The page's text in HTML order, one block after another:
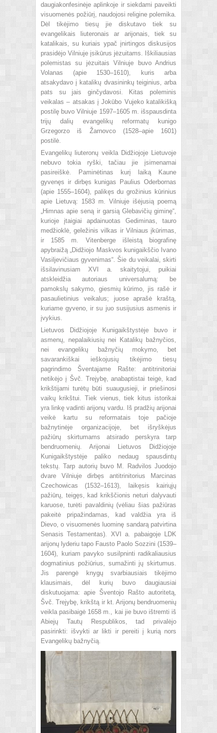
daugiakonfesinėje aplinkoje ir siekdami paveikti
visuomenės požiūrį, naudojosi religine polemika.
Dėl tikėjimo tiesų jie diskutavo tiek su
evangelikais liuteronais ar arijonais, tiek su
katalikais, su kuriais ypač įnirtingos diskusijos
prasidėjo Vilniuje įsikūrus jėzuitams. Iškiliausias
polemistas su jėzuitais Vilniuje buvo Andrius
Volanas (apie 1530–1610), kuris arba
atsakydavo į katalikų dvasininkų teiginius, arba
pats su jais ginčydavosi. Kitas poleminis
veikalas – atsakas į Jokūbo Vujeko katalikišką
postilę buvo Vilniuje 1597–1605 m. išspausdinta
trijų dalių evangelikų reformatų kunigo
Grzegorzo iš Žarnovco (1528–apie 1601)
postilė.
Evangelikų liuteronų veikla Didžiojoje Lietuvoje
nebuvo tokia ryški, tačiau jie įsimenamai
pasireiškė. Paminėtinas kurį laiką Kaune
gyvenęs ir dirbęs kunigas Paulius Oderbornas
(apie 1555–1604), palikęs du grožinius kūrinius
apie Lietuvą: 1583 m. Vilniuje išėjusią poemą
„Himnas apie seną ir garsią Glebavičių giminę“,
kurioje įtaigiai apdainuotas Gediminas, tauro
medžioklė, geležinis vilkas ir Vilniaus įkūrimas,
ir 1585 m. Vitenberge išleistą biografinę
apybraižą „Didžiojo Maskvos kunigaikščio Ivano
Vasiljevičiaus gyvenimas“. Šie du veikalai, skirti
išsilavinusiam XVI a. skaitytojui, puikiai
atskleidžia autoriaus universalumą: be
pamokslų sakymo, giesmių kūrimo, jis rašė ir
pasaulietinius veikalus; juose aprašė kraštą,
kuriame gyveno, ir su juo susijusius asmenis ir
įvykius.
Lietuvos Didžiojoje Kunigaikštystėje buvo ir
asmenų, nepalaikiusių nei Katalikų bažnyčios,
nei evangelikų bažnyčių mokymo, bet
savarankiškai ieškojusių tikėjimo tiesų
pagrindimo Šventajame Rašte: antitrinitoriai
netikėjo į Švč. Trejybę, anabaptistai teigė, kad
krikštijami turėtų būti suaugusieji, ir priešinosi
vaikų krikštui. Tiek vienus, tiek kitus istorikai
yra linkę vadinti arijonų vardu. Iš pradžių arijonai
veikė kartu su reformatais toje pačioje
bažnytinėje organizacijoje, bet išryškėjus
pažiūrų skirtumams atsirado perskyra tarp
bendruomenių. Arijonai Lietuvos Didžiojoje
Kunigaikštystėje paliko nedaug spausdintų
tekstų. Tarp autorių buvo M. Radvilos Juodojo
dvare Vilniuje dirbęs antitrinitorius Marcinas
Czechowicas (1532–1613), laikęsis kairiųjų
pažiūrų, teigęs, kad krikščionis neturi dalyvauti
karuose, turėti pavaldinių (vėliau šias pažiūras
pakeitė pripažindamas, kad valdžia yra iš
Dievo, o visuomenės luominę sandarą patvirtina
Senasis Testamentas). XVI a. pabaigoje LDK
arijonų lyderiu tapo Fausto Paolo Sozzini (1539–
1604), kuriam pavyko susilpninti radikaliausius
dogmatinius požiūrius, sumažinti jų skirtumus.
Jis parengė knygų svarbiausiais tikėjimo
klausimais, dėl kurių buvo daugiausiai
diskutuojama: apie Šventojo Rašto autoritetą,
Švč. Trejybę, krikštą ir kt. Arijonų bendruomenių
veikla pasibaigė 1658 m., kai jie buvo ištremti iš
Abiejų Tautų Respublikos, tad privalėjo
pasirinkti: išvykti ar likti ir pereiti į kurią nors
Evangelikų bažnyčią.